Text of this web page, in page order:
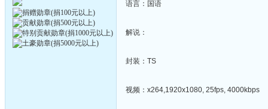
语言：国语
解说：
封装：TS
视频：x264,1920x1080, 25fps, 4000kbps